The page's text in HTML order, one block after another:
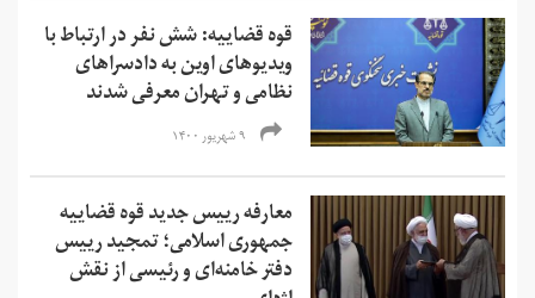
قوه قضاییه: شش نفر در ارتباط با
ویدیوهای اوین به دادسرا‌های
نظامی و تهران معرفی شدند
۹ شهریور ۱۴۰۰
معارفه رییس جدید قوه قضاییه
جمهوری اسلامی؛ تمجید رییس
دفتر خامنه‌ای و رئیسی از نقش